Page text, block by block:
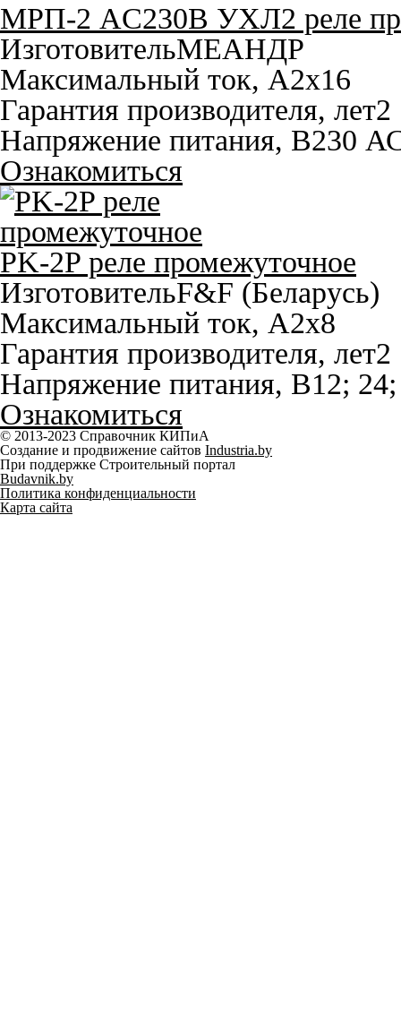
МРП-2 AC230В УХЛ2 реле
ИзготовительМЕАНДР
Максимальный ток, A2х16
Гарантия производителя, лет2
Напряжение питания, В230
Ознакомиться
PK-2P реле промежуточное
ИзготовительF&F (Беларусь)
Максимальный ток, A2х8
Гарантия производителя, лет2
Напряжение питания, В12;
Ознакомиться
© 2013-2023 Справочник КИПиА
Создание и продвижение сайтов Industria.by
При поддержке Строительный портал
Budavnik.by
Политика конфиденциальности
Карта сайта